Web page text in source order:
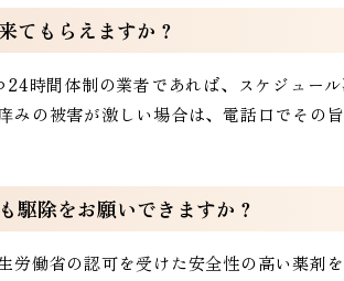
てもらえますか？
時間体制の業者であれば、スケジュー
みの被害が激しい場合は、電話口でその
駆除をお願いできますか？
労働省の認可を受けた安全性の高い薬剤